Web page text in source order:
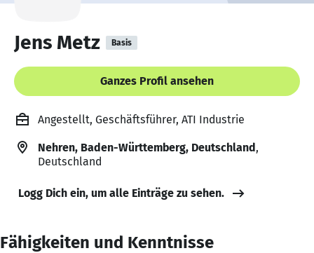
Jens Metz Basis
Ganzes Profil ansehen
Angestellt, Geschäftsführer, ATI Industrie
Nehren, Baden-Württemberg, Deutschland,
Deutschland
Logg Dich ein, um alle Einträge zu sehen.
Fähigkeiten und Kenntnisse